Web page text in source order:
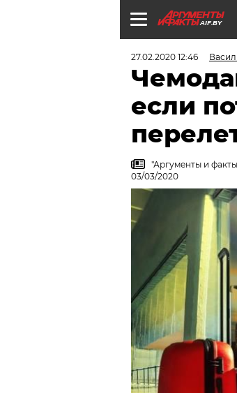
AIF.BY
27.02.2020 12:46
если
"Аргументы и
03/03/2020